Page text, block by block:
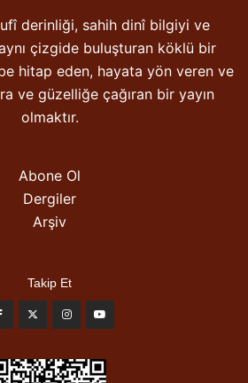
derinliği, sahih dinî bilgiyi ve
çizgide buluşturan köklü bir
hitap eden, hayata yön veren ve
ve güzelliğe çağıran bir yayın
olmaktır.
Abone Ol
Dergiler
Arşiv
Takip Et